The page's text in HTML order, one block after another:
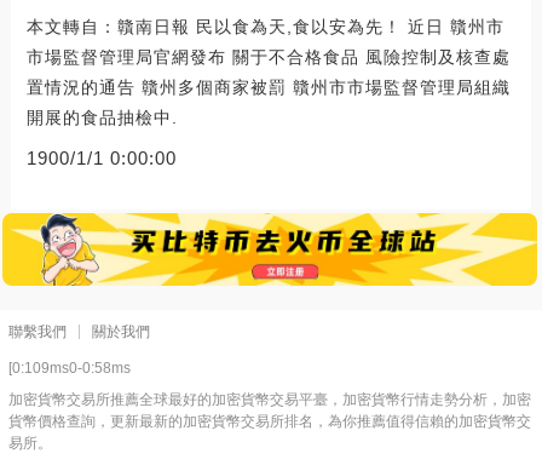
本文轉自：贛南日報 民以食為天,食以安為先！ 近日 贛州市
市場監督管理局官網發布 關于不合格食品 風險控制及核查處
置情況的通告 贛州多個商家被罰 贛州市市場監督管理局組織
開展的食品抽檢中.
1900/1/1 0:00:00
聯繫我們 關於我們
[0:109ms0-0:58ms
加密貨幣交易所推薦全球最好的加密貨幣交易平臺，加密貨幣行情走勢分析，加密
貨幣價格查詢，更新最新的加密貨幣交易所排名，為你推薦值得信賴的加密貨幣交
易所。